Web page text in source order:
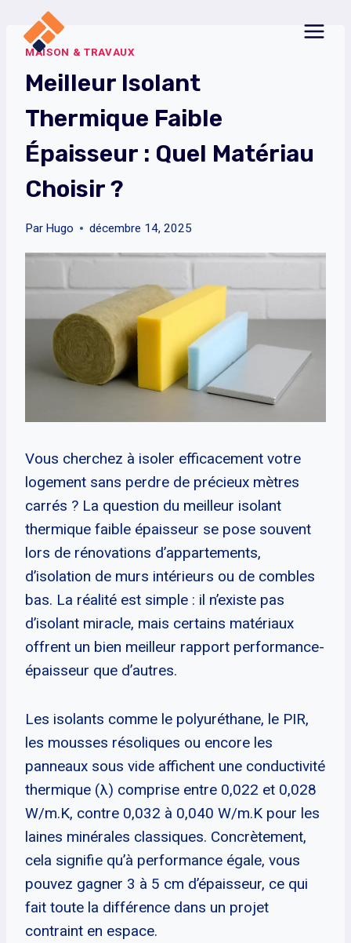
contenuMAISON & TRAVAUX
Meilleur Isolant
Thermique Faible
Épaisseur : Quel Matériau
Choisir ?
Par Hugo décembre 14, 2025
Vous cherchez à isoler efficacement votre
logement sans perdre de précieux mètres
carrés ? La question du meilleur isolant
thermique faible épaisseur se pose souvent
lors de rénovations d’appartements,
d’isolation de murs intérieurs ou de combles
bas. La réalité est simple : il n’existe pas
d’isolant miracle, mais certains matériaux
offrent un bien meilleur rapport performance-
épaisseur que d’autres.
Les isolants comme le polyuréthane, le PIR,
les mousses résoliques ou encore les
panneaux sous vide affichent une conductivité
thermique (λ) comprise entre 0,022 et 0,028
W/m.K, contre 0,032 à 0,040 W/m.K pour les
laines minérales classiques. Concrètement,
cela signifie qu’à performance égale, vous
pouvez gagner 3 à 5 cm d’épaisseur, ce qui
fait toute la différence dans un projet
contraint en espace.